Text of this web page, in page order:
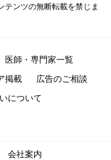
テンツの無断転載を禁じま
医師・専門家一覧
掲載
広告のご相談
について
会社案内